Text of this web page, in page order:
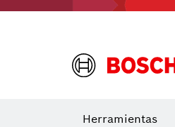
Herramientas